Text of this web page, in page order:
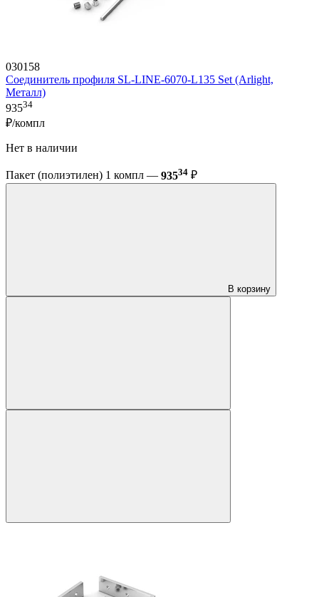
030158
Соединитель профиля SL-LINE-6070-L135 Set (Arlight,
Металл)
93534
₽/компл
Нет в наличии
Пакет (полиэтилен) 1 компл — 93534 ₽
В корзину